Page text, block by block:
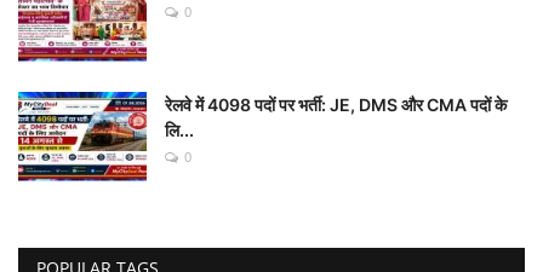
0
रेलवे में 4098 पदों पर भर्ती: JE, DMS और CMA पदों के
लि...
0